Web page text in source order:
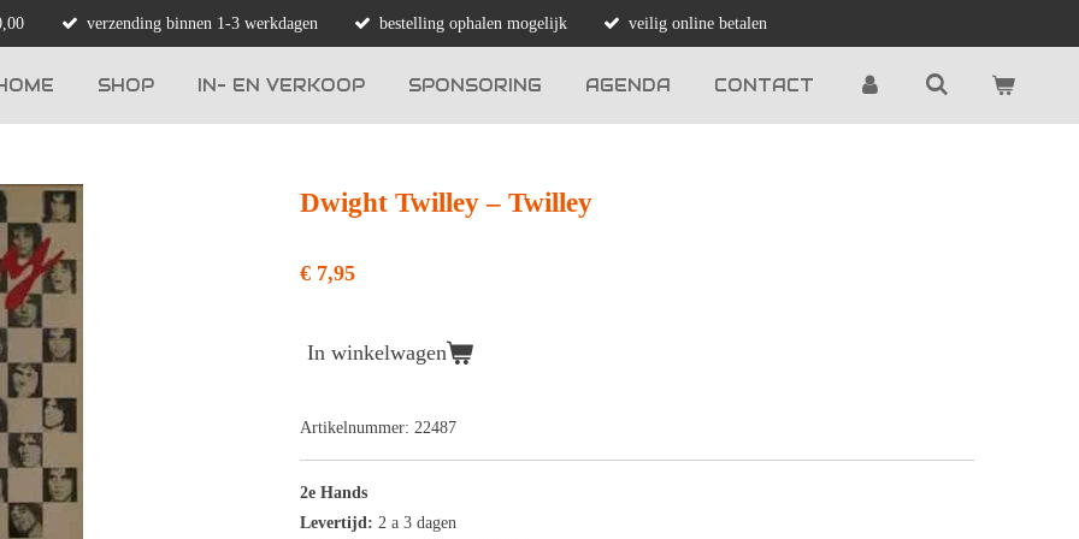
verzending binnen 1-3 werkdagen bestelling ophalen mogelijk veilig online betalen
SHOP IN- EN VERKOOP SPONSORING AGENDA CONTACT
Dwight Twilley ‎– Twilley
€ 7,95
In winkelwagen
Artikelnummer: 22487
2e Hands
Levertijd: 2 a 3 dagen